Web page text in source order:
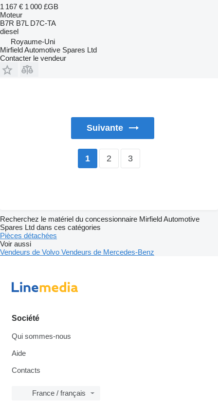
1 167 € 1 000 £GB
Moteur
B7R B7L D7C-TA
diesel
Royaume-Uni
Mirfield Automotive Spares Ltd
Contacter le vendeur
Suivante
1 2 3
Recherchez le matériel du concessionnaire Mirfield Automotive
Spares Ltd dans ces catégories
Pièces détachées
Voir aussi
Vendeurs de Volvo Vendeurs de Mercedes-Benz
Société
Qui sommes-nous
Aide
Contacts
France / français